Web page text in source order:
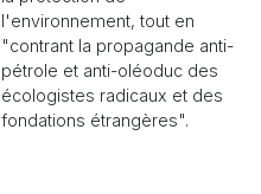
l'environnement, tout en
"contrant la propagande anti-
pétrole et anti-oléoduc des
écologistes radicaux et des
fondations étrangères".